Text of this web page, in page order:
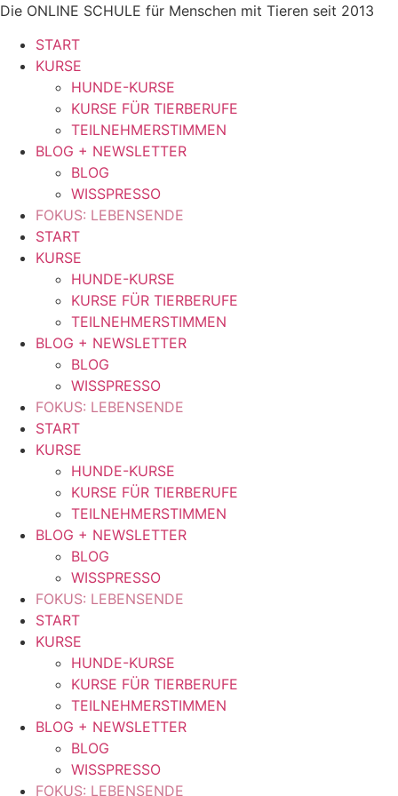
Zum
springen
Die ONLINE SCHULE für Menschen mit Tieren seit 2013
START
KURSE
HUNDE-KURSE
KURSE FÜR TIERBERUFE
TEILNEHMERSTIMMEN
BLOG + NEWSLETTER
BLOG
WISSPRESSO
FOKUS: LEBENSENDE
START
KURSE
HUNDE-KURSE
KURSE FÜR TIERBERUFE
TEILNEHMERSTIMMEN
BLOG + NEWSLETTER
BLOG
WISSPRESSO
FOKUS: LEBENSENDE
START
KURSE
HUNDE-KURSE
KURSE FÜR TIERBERUFE
TEILNEHMERSTIMMEN
BLOG + NEWSLETTER
BLOG
WISSPRESSO
FOKUS: LEBENSENDE
START
KURSE
HUNDE-KURSE
KURSE FÜR TIERBERUFE
TEILNEHMERSTIMMEN
BLOG + NEWSLETTER
BLOG
WISSPRESSO
FOKUS: LEBENSENDE